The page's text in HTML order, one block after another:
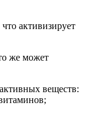
активизирует
же может
веществ: